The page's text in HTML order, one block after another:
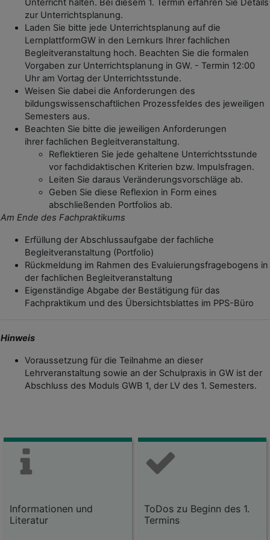
Unterricht halten. Bei diesem 1. Termin erfahren Sie Details
zur Unterrichtsplanung.
Laden Sie bitte jede Unterrichtsplanung auf die
LernplattformGW in den Lernkurs Ihrer fachlichen
Begleitveranstaltung hoch. Beachten Sie die formalen
Vorgaben zur Unterrichtsplanung in GW. - Termin 12:00
Uhr am Vortag der Unterrichtsstunde.
Weisen Sie dabei die Anforderungen des
bildungswissenschaftlichen Prozessfeldes des jeweiligen
Semesters aus.
Beachten Sie bitte die jeweiligen Anforderungen
ihrer fachlichen Begleitveranstaltung.
Reflektieren Sie jede gehaltene Unterrichtsstunde
vor fachdidaktischen Kriterien bzw. Impulsfragen.
Leiten Sie daraus Veränderungsvorschläge ab.
Geben Sie diese Reflexion in Form eines
abschließenden Portfolios ab.
Am Ende des Fachpraktikums
Erfüllung der Abschlussaufgabe der fachliche
Begleitveranstaltung (Portfolio)
Rückmeldung im Rahmen des Evaluierungsfragebogens in
der fachlichen Begleitveranstaltung
Eigenständige Abgabe der Bestätigung für das
Fachpraktikum und des Übersichtsblattes im PPS-Büro
Hinweis
Voraussetzung für die Teilnahme an dieser
Lehrveranstaltung sowie an der Schulpraxis in GW ist der
Abschluss des Moduls GWB 1, der LV des 1. Semesters.
Informationen und
Literatur
ToDos zu Beginn des 1.
Termins